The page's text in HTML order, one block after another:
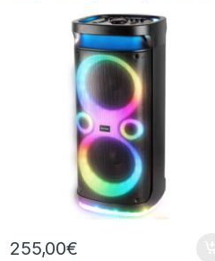
255,00€